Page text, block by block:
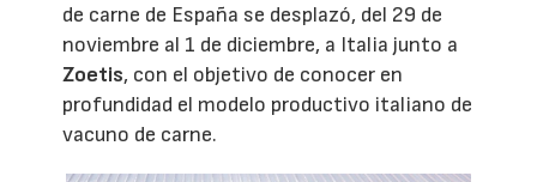
de carne de España se desplazó, del 29 de
noviembre al 1 de diciembre, a Italia junto a
Zoetis, con el objetivo de conocer en
profundidad el modelo productivo italiano de
vacuno de carne.